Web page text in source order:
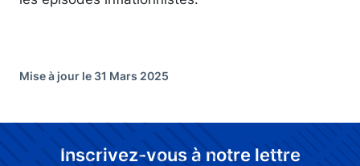
Mise à jour le 31 Mars 2025
Inscrivez-vous à notre lettre